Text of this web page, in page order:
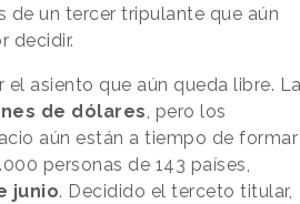
de un tercer tripulante que aún
decidir.
asiento que aún queda libre. La
de dólares, pero los
aún están a tiempo de formar
personas de 143 países,
junio. Decidido el terceto titular,